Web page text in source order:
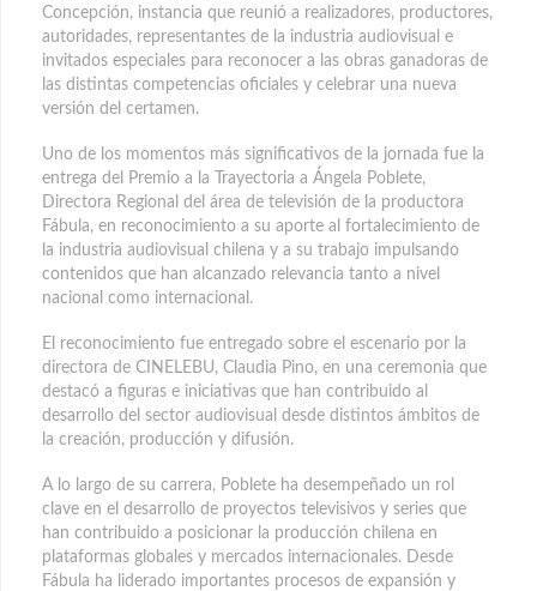
Concepción, instancia que reunió a realizadores, productores,
autoridades, representantes de la industria audiovisual e
invitados especiales para reconocer a las obras ganadoras de
las distintas competencias oficiales y celebrar una nueva
versión del certamen.
Uno de los momentos más significativos de la jornada fue la
entrega del Premio a la Trayectoria a Ángela Poblete,
Directora Regional del área de televisión de la productora
Fábula, en reconocimiento a su aporte al fortalecimiento de
la industria audiovisual chilena y a su trabajo impulsando
contenidos que han alcanzado relevancia tanto a nivel
nacional como internacional.
El reconocimiento fue entregado sobre el escenario por la
directora de CINELEBU, Claudia Pino, en una ceremonia que
destacó a figuras e iniciativas que han contribuido al
desarrollo del sector audiovisual desde distintos ámbitos de
la creación, producción y difusión.
A lo largo de su carrera, Poblete ha desempeñado un rol
clave en el desarrollo de proyectos televisivos y series que
han contribuido a posicionar la producción chilena en
plataformas globales y mercados internacionales. Desde
Fábula ha liderado importantes procesos de expansión y